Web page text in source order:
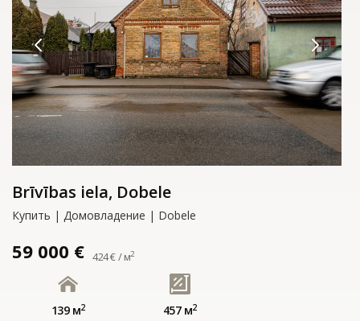
Brīvības iela, Dobele
Купить | Домовладение | Dobele
59 000 € 424 € / м2
139 м2 457 м2